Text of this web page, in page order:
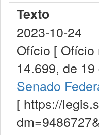
Texto
2023-10-24
Ofício [ Ofício
14.699, de
Senado
[ https://